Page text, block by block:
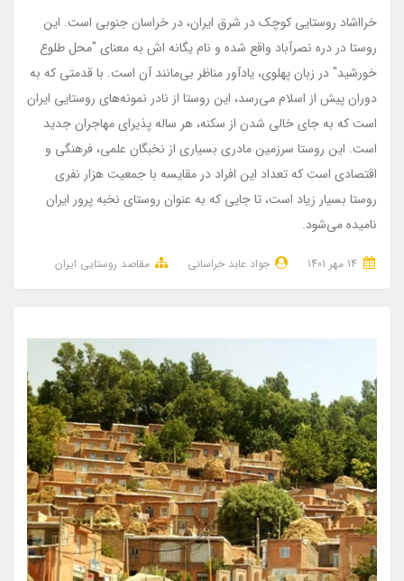
خرااشاد روستایی کوچک در شرق ایران، در خراسان جنوبی است. این
روستا در دره نصرآباد واقع شده و نام یگانه اش به معنای "محل طلوع
خورشید" در زبان پهلوی، یادآور مناظر بی‌مانند آن است. با قدمتی که به
دوران پیش از اسلام می‌رسد، این روستا از نادر نمونه‌های روستایی ایران
است که به جای خالی شدن از سکنه، هر ساله پذیرای مهاجران جدید
است. این روستا سرزمین مادری بسیاری از نخبگان علمی، فرهنگی و
اقتصادی است که تعداد این افراد در مقایسه با جمعیت هزار نفری
روستا بسیار زیاد است، تا جایی که به عنوان روستای نخبه پرور ایران
نامیده می‌شود.
جواد عابد خراسانی مقاصد روستایی ایران